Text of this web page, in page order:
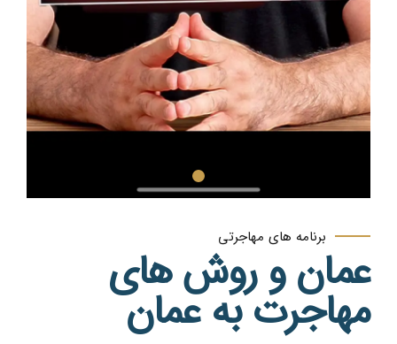
برنامه های مهاجرتی
عمان و روش های
مهاجرت به عمان